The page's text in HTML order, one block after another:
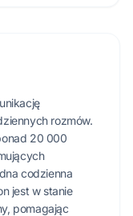
rozmów.
20 000
codzienna
jest w stanie
pomagając